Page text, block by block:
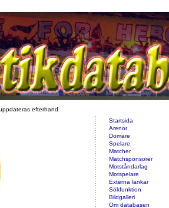
efterhand.
Startsida
Arenor
Domare
Spelare
Matcher
Matchsponsorer
Motståndarlag
Motspelare
Externa länkar
Sökfunktion
Bildgalleri
Om databasen